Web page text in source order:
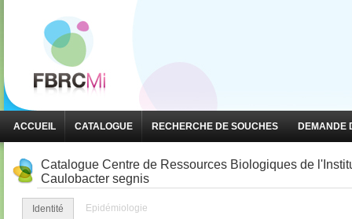
ACCUEIL CATALOGUE RECHERCHE DE SOUCHES DEMANDE
Catalogue Centre de Ressources Biologiques de
Caulobacter segnis
Identité Epidémiologie